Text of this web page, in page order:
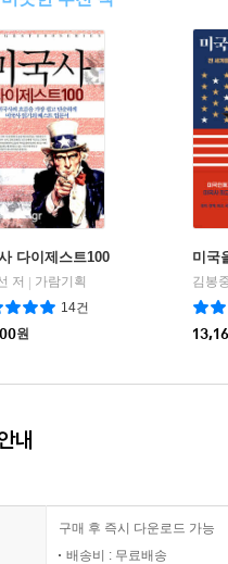
다이제스트100
저 | 가람기획
14건
원
미국
김봉
내
구매 후 즉시 다운로드 가능
배송비 : 무료배송